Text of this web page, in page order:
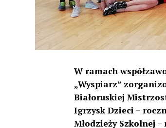
W ramach
„Wyspiarz”
Białoruskiej
Igrzysk Dzieci –
Młodzieży Szkolnej